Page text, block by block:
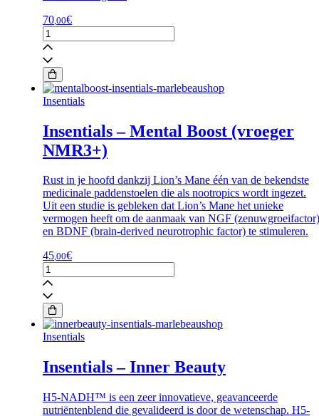
70 ,00€
Insentials
-
Hair
Strenght
+
aantal
Insentials
Insentials – Mental Boost (vroeger
NMR3+)
Rust in je hoofd dankzij Lion’s Mane één van de bekendste
medicinale paddenstoelen die als nootropics wordt ingezet.
Uit een studie is gebleken dat Lion’s Mane het unieke
vermogen heeft om de aanmaak van NGF (zenuwgroeifactor)
en BDNF (brain-derived neurotrophic factor) te stimuleren.
45,00€
Insentials
-
Mental
Boost
(vroeger
NMR3+)
aantal
Insentials
Insentials – Inner Beauty
H5-NADH™ is een zeer innovatieve, geavanceerde
nutriëntenblend die gevalideerd is door de wetenschap. H5-